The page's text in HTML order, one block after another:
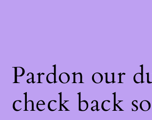
Pardon our
check back